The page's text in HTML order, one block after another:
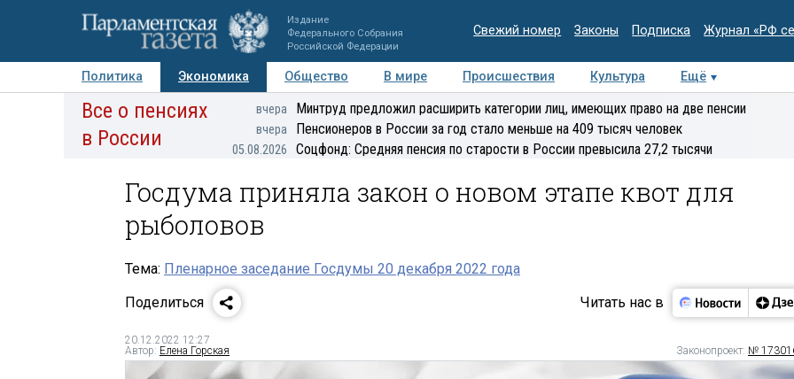
Издание
Федерального Собрания
Российской Федерации
Свежий номер Законы Подписка Журнал «РФ
Политика Экономика Общество В мире Происшествия Культура
Ещё
Авторы Персоны Мнения Регионы Медиацентр Интервью Колумнисты
Все о пенсиях
в России
вчера Минтруд предложил расширить категории лиц, имеющих право на две пенсии
вчера Пенсионеров в России за год стало меньше на 409 тысяч человек
05.08.2026 Соцфонд: Средняя пенсия по старости в России превысила 27,2 тысячи
Госдума приняла закон о новом этапе квот для
рыболовов
Тема: Пленарное заседание Госдумы 20 декабря 2022 года
Поделиться
Читать нас в
20.12.2022 12:27
Автор: Елена Горская Законопроект: №